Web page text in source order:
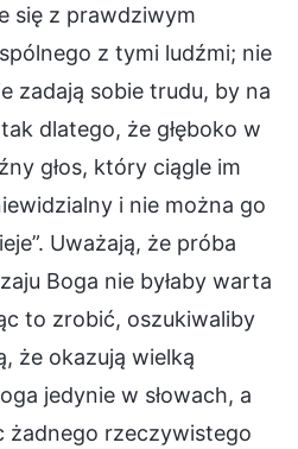
się z prawdziwym
z tymi ludźmi; nie
zadają sobie trudu, by na
dlatego, że głęboko w
głos, który ciągle im
i nie można go
Uważają, że próba
Boga nie byłaby warta
to zrobić, oszukiwaliby
że okazują wielką
jedynie w słowach, a
żadnego rzeczywistego